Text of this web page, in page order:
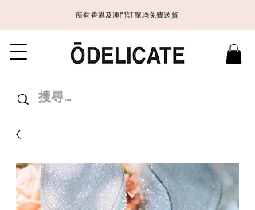
所有香港及澳門訂單均免費送貨